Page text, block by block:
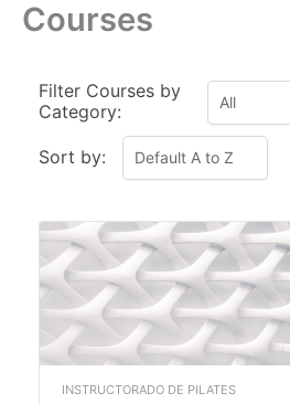
Courses
Filter Courses by
Category:
Sort by:
INSTRUCTORADO DE PILATES